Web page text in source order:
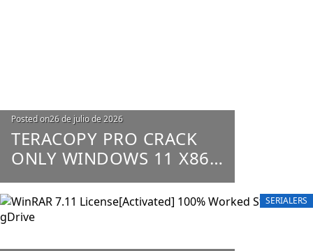
Posted on26 de julio de 2026
TERACOPY PRO CRACK
ONLY WINDOWS 11 X86-
X64 100% WORKED
UNLIMITED
SERIALERS